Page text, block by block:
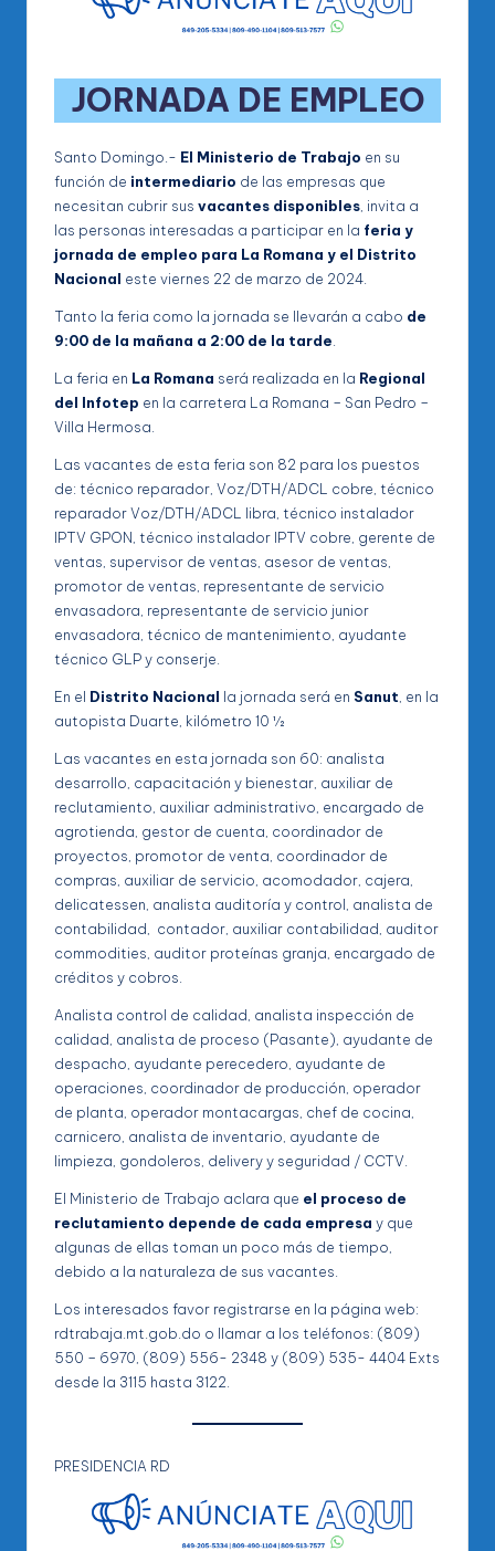
JORNADA DE EMPLEO
Santo Domingo.- El Ministerio de Trabajo en su
función de intermediario de las empresas que
necesitan cubrir sus vacantes disponibles, invita a
las personas interesadas a participar en la feria y
jornada de empleo para La Romana y el Distrito
Nacional este viernes 22 de marzo de 2024.
Tanto la feria como la jornada se llevarán a cabo de
9:00 de la mañana a 2:00 de la tarde.
La feria en La Romana será realizada en la Regional
del Infotep en la carretera La Romana – San Pedro –
Villa Hermosa.
Las vacantes de esta feria son 82 para los puestos
de: técnico reparador, Voz/DTH/ADCL cobre, técnico
reparador Voz/DTH/ADCL libra, técnico instalador
IPTV GPON, técnico instalador IPTV cobre, gerente de
ventas, supervisor de ventas, asesor de ventas,
promotor de ventas, representante de servicio
envasadora, representante de servicio junior
envasadora, técnico de mantenimiento, ayudante
técnico GLP y conserje.
En el Distrito Nacional la jornada será en Sanut, en la
autopista Duarte, kilómetro 10 ½
Las vacantes en esta jornada son 60: analista
desarrollo, capacitación y bienestar, auxiliar de
reclutamiento, auxiliar administrativo, encargado de
agrotienda, gestor de cuenta, coordinador de
proyectos, promotor de venta, coordinador de
compras, auxiliar de servicio, acomodador, cajera,
delicatessen, analista auditoría y control, analista de
contabilidad, contador, auxiliar contabilidad, auditor
commodities, auditor proteínas granja, encargado de
créditos y cobros.
Analista control de calidad, analista inspección de
calidad, analista de proceso (Pasante), ayudante de
despacho, ayudante perecedero, ayudante de
operaciones, coordinador de producción, operador
de planta, operador montacargas, chef de cocina,
carnicero, analista de inventario, ayudante de
limpieza, gondoleros, delivery y seguridad / CCTV.
El Ministerio de Trabajo aclara que el proceso de
reclutamiento depende de cada empresa y que
algunas de ellas toman un poco más de tiempo,
debido a la naturaleza de sus vacantes.
Los interesados favor registrarse en la página web:
rdtrabaja.mt.gob.do o llamar a los teléfonos: (809)
550 – 6970, (809) 556- 2348 y (809) 535- 4404 Exts
desde la 3115 hasta 3122.
PRESIDENCIA RD